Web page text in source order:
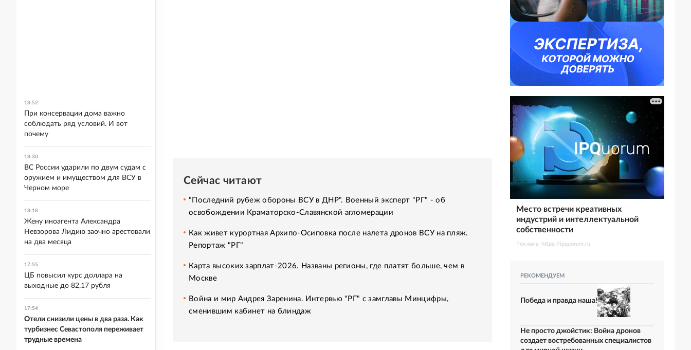
Сейчас читают
"Последний рубеж обороны ВСУ в ДНР". Военный эксперт "РГ" - об
освобождении Краматорско-Славянской агломерации
Как живет курортная Архипо-Осиповка после налета дронов ВСУ на пляж.
Репортаж "РГ"
Карта высоких зарплат-2026. Названы регионы, где платят больше, чем в
Москве
Война и мир Андрея Заренина. Интервью "РГ" с замглавы Минцифры,
сменившим кабинет на блиндаж
Место встречи креативных
индустрий и интеллектуальной
собственности
Реклама. https://ipquorum.ru
РЕКОМЕНДУЕМ
Победа и правда наша!
Не просто джойстик: Война дронов
создает востребованных специалистов
18:52
При консервации дома важно
соблюдать ряд условий. И вот
почему
18:30
ВС России ударили по двум судам с
оружием и имуществом для ВСУ в
Черном море
18:18
Жену иноагента Александра
Невзорова Лидию заочно арестовали
на два месяца
17:55
ЦБ повысил курс доллара на
выходные до 82,17 рубля
17:54
Отели снизили цены в два раза. Как
турбизнес Севастополя переживает
трудные времена